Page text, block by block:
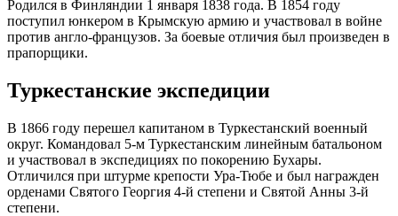
Родился в Финляндии 1 января 1838 года. В 1854 году
поступил юнкером в Крымскую армию и участвовал в войне
против англо-французов. За боевые отличия был произведен в
прапорщики.
Туркестанские экспедиции
В 1866 году перешел капитаном в Туркестанский военный
округ. Командовал 5-м Туркестанским линейным батальоном
и участвовал в экспедициях по покорению Бухары.
Отличился при штурме крепости Ура-Тюбе и был награжден
орденами Святого Георгия 4-й степени и Святой Анны 3-й
степени.